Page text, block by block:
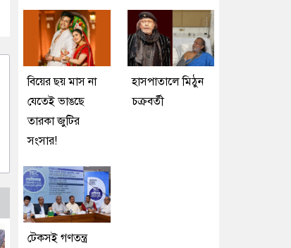
বিয়ের ছয় মাস না
যেতেই ভাঙছে
তারকা জুটির
সংসার!
হাসপাতালে মিঠুন
চক্রবর্তী
টেকসই গণতন্ত্র